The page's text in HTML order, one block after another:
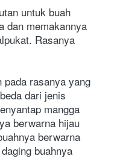
untuk buah
dan memakannya
Rasanya
pada rasanya yang
dari jenis
mangga
berwarna hijau
berwarna
buahnya